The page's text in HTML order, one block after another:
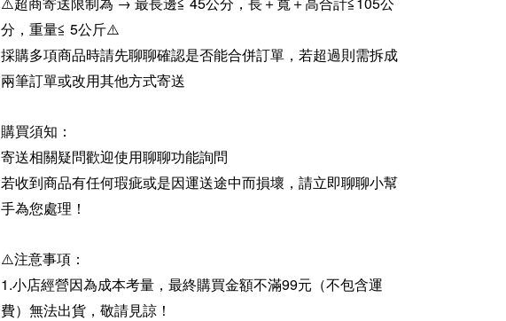
分，重量≦ 5公斤⚠️
採購多項商品時請先聊聊確認是否能合併訂單，若超過則需拆成
兩筆訂單或改用其他方式寄送
購買須知：
寄送相關疑問歡迎使用聊聊功能詢問
若收到商品有任何瑕疵或是因運送途中而損壞，請立即聊聊小幫
手為您處理！
⚠️注意事項：
1.小店經營因為成本考量，最終購買金額不滿99元（不包含運
費）無法出貨，敬請見諒！